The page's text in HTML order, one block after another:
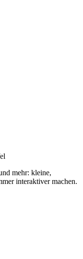
mehr: kleine,
interaktiver machen.